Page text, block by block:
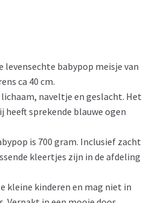
levensechte babypop meisje van
ca 40 cm.
naveltje en geslacht. Het
heeft sprekende blauwe ogen
is 700 gram. Inclusief zacht
kleertjes zijn in de afdeling
kleine kinderen en mag niet in